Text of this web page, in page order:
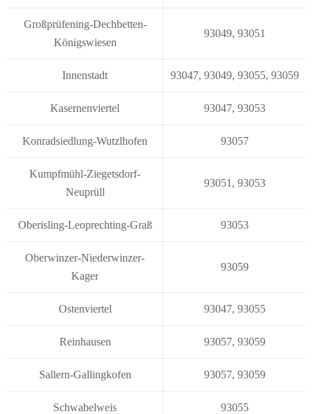
Großprüfening-Dechbetten-
Königswiesen
93049, 93051
Innenstadt 93047, 93049, 93055, 93059
Kasernenviertel 93047, 93053
Konradsiedlung-Wutzlhofen 93057
Kumpfmühl-Ziegetsdorf-
Neuprüll
93051 , 93053
Oberisling-Leoprechting-Graß 93053
Oberwinzer-Niederwinzer-
Kager
93059
Ostenviertel 93047, 93055
Reinhausen 93057, 93059
Sallern-Gallingkofen 93057, 93059
Schwabelweis 93055